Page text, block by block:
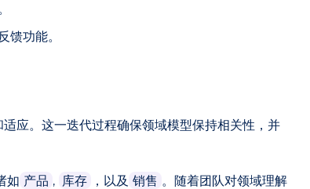
馈功能。
应。这一迭代过程确保领域模型保持相关性，并
如 产品 , 库存 ，以及 销售 。随着团队对领域理解